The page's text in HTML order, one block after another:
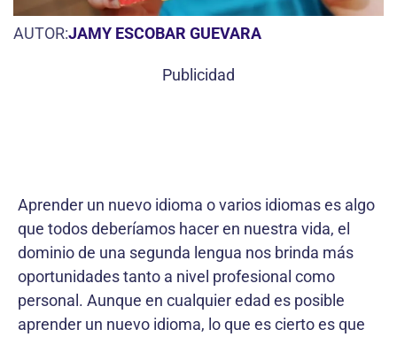
AUTOR:JAMY ESCOBAR GUEVARA
Publicidad
Aprender un nuevo idioma o varios idiomas es algo
que todos deberíamos hacer en nuestra vida, el
dominio de una segunda lengua nos brinda más
oportunidades tanto a nivel profesional como
personal. Aunque en cualquier edad es posible
aprender un nuevo idioma, lo que es cierto es que